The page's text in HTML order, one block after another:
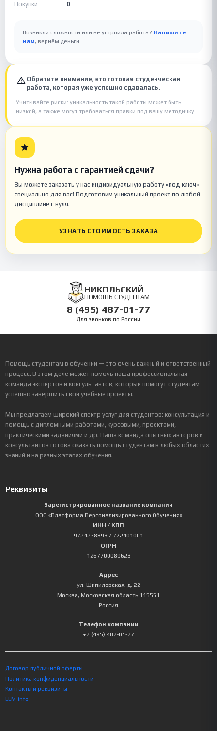
Покупки
0
Возникли сложности или не устроила работа? Напишите
нам, вернём деньги.
Обратите внимание, это готовая студенческая
работа, которая уже успешно сдавалась.
Учитывайте риски: уникальность такой работы может быть
низкой, а также могут требоваться правки под вашу методичку.
Нужна работа с гарантией сдачи?
Вы можете заказать у нас индивидуальную работу «под ключ»
специально для вас! Подготовим уникальный проект по любой
дисциплине с нуля.
УЗНАТЬ СТОИМОСТЬ ЗАКАЗА
НИКОЛЬСКИЙ
ПОМОЩЬ СТУДЕНТАМ
8 (495) 487-01-77
Для звонков по России
Помощь студентам в обучении — это очень важный и ответственный
процесс. В этом деле может помочь наша профессиональная
команда экспертов и консультантов, которые помогут студентам
успешно завершить свои учебные проекты.
Мы предлагаем широкий спектр услуг для студентов: консультация и
помощь с дипломными работами, курсовыми, проектами,
практическими заданиями и др. Наша команда опытных авторов и
консультантов готова оказать помощь студентам в любых областях
знаний и на разных этапах обучения.
Реквизиты
Зарегистрированное название компании
ООО «Платформа Персонализированного Обучения»
ИНН / КПП
9724238893 / 772401001
ОГРН
1267700089623
Адрес
ул. Шипиловская, д. 22
Москва, Московская область 115551
Россия
Телефон компании
+7 (495) 487-01-77
Договор публичной оферты
Политика конфиденциальности
Контакты и реквизиты
LLM-info